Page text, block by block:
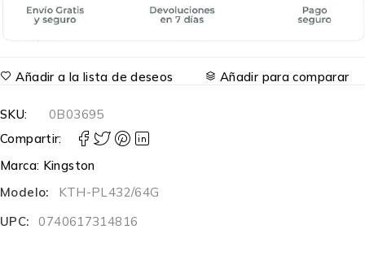
Añadir a la lista de deseos Añadir para comparar
SKU:
0B03695
Compartir:
Marca: Kingston
Modelo:
KTH-PL432/64G
UPC:
0740617314816